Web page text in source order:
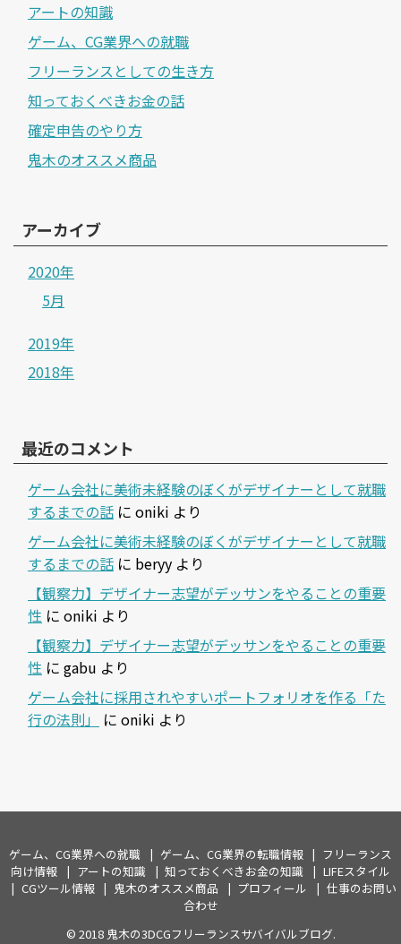
アートの知識
ゲーム、CG業界への就職
フリーランスとしての生き方
知っておくべきお金の話
確定申告のやり方
鬼木のオススメ商品
アーカイブ
2020年
5月
2019年
2018年
最近のコメント
ゲーム会社に美術未経験のぼくがデザイナーとして就職
するまでの話 に oniki より
ゲーム会社に美術未経験のぼくがデザイナーとして就職
するまでの話 に beryy より
【観察力】デザイナー志望がデッサンをやることの重要
性 に oniki より
【観察力】デザイナー志望がデッサンをやることの重要
性 に gabu より
ゲーム会社に採用されやすいポートフォリオを作る「た
行の法則」
に oniki より
ゲーム、CG業界への就職 ゲーム、CG業界の転職情報
フリーランス
向け情報
アートの知識 知っておくべきお金の知識
LIFEスタイル
CGツール情報
鬼木のオススメ商品 プロフィール
仕事のお問い
合わせ
© 2018 鬼木の3DCGフリーランスサバイバルブログ.